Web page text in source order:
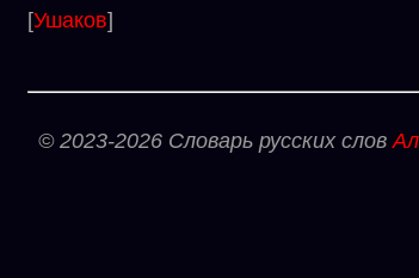
[Ушаков]
© 2023-2026 Словарь русских слов